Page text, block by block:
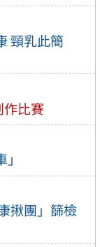
頸乳此簡
比賽
揪團」篩檢